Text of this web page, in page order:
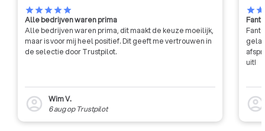
starstarstarstarstar
Alle bedrijven waren prima
Alle bedrijven waren prima, dit maakt de keuze moeilijk,
maar is voor mij heel positief. Dit geeft me vertrouwen in
de selectie door Trustpilot.
account_circle
Wim V.
6 augop Trustpilot
starstar
uit!
account_circle